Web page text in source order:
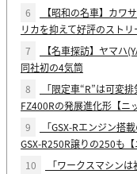
6
【昭和の名車】カワ
リカを抑えて好評のスト
7
【名車探訪】ヤマハ
同社初の4気筒
8
「限定車“R”は可変
FZ400Rの発展進化形【ニ
9
「GSX-Rエンジン搭
GSX-R250R譲りの250も【
10
「ワークスマシン